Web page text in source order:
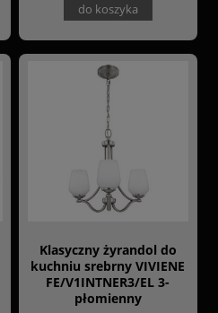
do koszyka
Klasyczny żyrandol do
kuchniu srebrny VIVIENE
FE/V1INTNER3/EL 3-
płomienny